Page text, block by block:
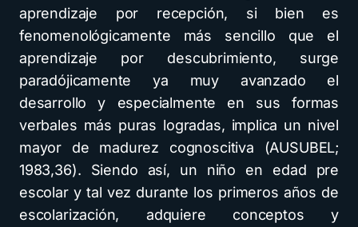
aprendizaje por recepción, si bien es
fenomenológicamente más sencillo que el
aprendizaje por descubrimiento, surge
paradójicamente ya muy avanzado el
desarrollo y especialmente en sus formas
verbales más puras logradas, implica un nivel
mayor de madurez cognoscitiva (AUSUBEL;
1983,36). Siendo así, un niño en edad pre
escolar y tal vez durante los primeros años de
escolarización, adquiere conceptos y